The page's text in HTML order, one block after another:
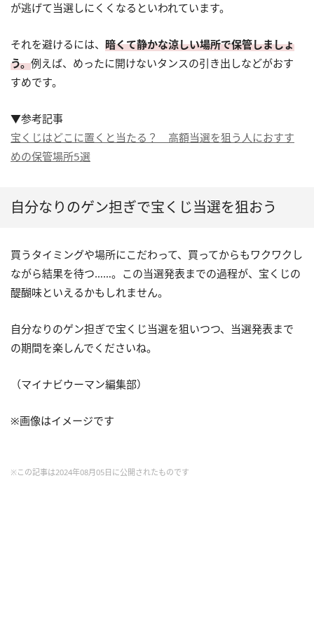
が逃げて当選しにくくなるといわれています。
それを避けるには、 暗くて静かな涼しい場所で保管しましょ
う。例えば、めったに開けないタンスの引き出しなどがおす
すめです。
▼参考記事
宝くじはどこに置くと当たる？ 高額当選を狙う人におすす
めの保管場所5選
自分なりのゲン担ぎで宝くじ当選を狙おう
買うタイミングや場所にこだわって、買ってからもワクワクし
ながら結果を待つ……。この当選発表までの過程が、宝くじの
醍醐味といえるかもしれません。
自分なりのゲン担ぎで宝くじ当選を狙いつつ、当選発表まで
の期間を楽しんでくださいね。
（マイナビウーマン編集部）
※画像はイメージです
※この記事は2024年08月05日に公開されたものです